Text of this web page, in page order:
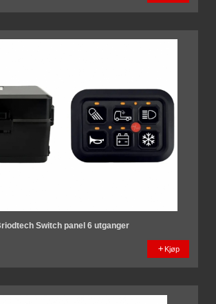
Switch panel 6 utganger
Kjøp